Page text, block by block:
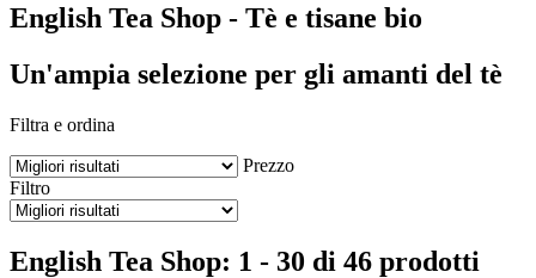
English Tea Shop - Tè e tisane bio
Un'ampia selezione per gli amanti del tè
Filtra e ordina
Prezzo
Filtro
English Tea Shop: 1 - 30 di 46 prodotti